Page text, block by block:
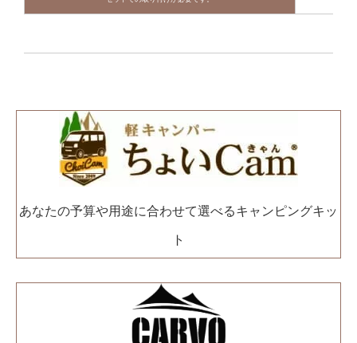
あなたの予算や用途に合わせて選べるキャンピングキッ
ト